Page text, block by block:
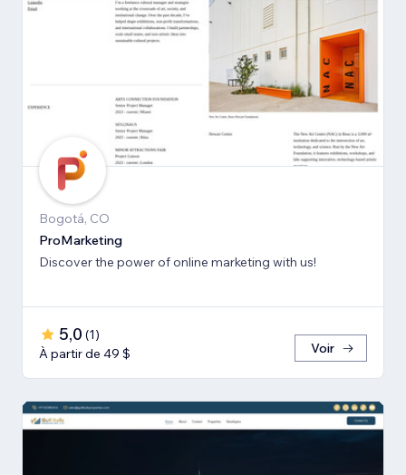
Bogotá, CO
ProMarketing
Discover the power of online marketing with us!
5,0 (1)
À partir de 49 $
Voir